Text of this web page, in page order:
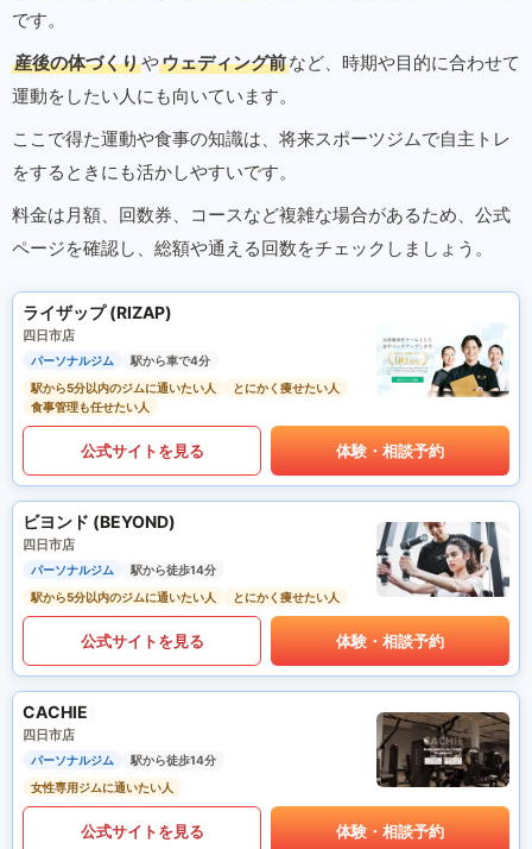
です。
産後の体づくりやウェディング前など、時期や目的に合わせて
運動をしたい人にも向いています。
ここで得た運動や食事の知識は、将来スポーツジムで自主トレ
をするときにも活かしやすいです。
料金は月額、回数券、コースなど複雑な場合があるため、公式
ページを確認し、総額や通える回数をチェックしましょう。
ライザップ (RIZAP)
四日市店
パーソナルジム
駅から車で4分
駅から5分以内のジムに通いたい人
とにかく痩せたい人
食事管理も任せたい人
公式サイトを見る 体験・相談予約
ビヨンド (BEYOND)
四日市店
パーソナルジム
駅から徒歩14分
駅から5分以内のジムに通いたい人
とにかく痩せたい人
公式サイトを見る 体験・相談予約
CACHIE
四日市店
パーソナルジム
駅から徒歩14分
女性専用ジムに通いたい人
公式サイトを見る 体験・相談予約